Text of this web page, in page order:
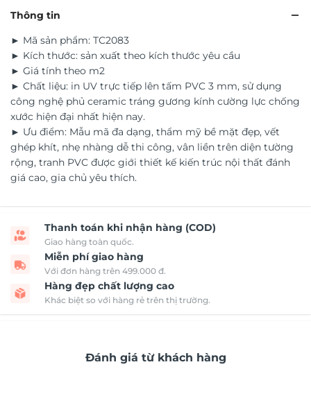
Thông tin
► Mã sản phẩm: TC2083
► Kích thước: sản xuất theo kích thước yêu cầu
► Giá tính theo m2
► Chất liệu: in UV trực tiếp lên tấm PVC 3 mm, sử dụng
công nghệ phủ ceramic tráng gương kính cường lực chống
xước hiện đại nhất hiện nay.
► Ưu điểm: Mẫu mã đa dạng, thẩm mỹ bề mặt đẹp, vết
ghép khít, nhẹ nhàng dễ thi công, vân liền trên diện tường
rộng, tranh PVC được giới thiết kế kiến trúc nội thất đánh
giá cao, gia chủ yêu thích.
Thanh toán khi nhận hàng (COD)
Giao hàng toàn quốc.
Miễn phí giao hàng
Với đơn hàng trên 499.000 đ.
Hàng đẹp chất lượng cao
Khác biệt so với hàng rẻ trên thị trường.
Đánh giá từ khách hàng